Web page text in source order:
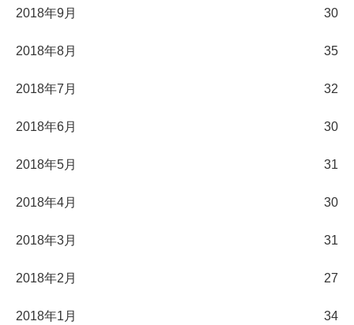
2018年9月 30
2018年8月 35
2018年7月 32
2018年6月 30
2018年5月 31
2018年4月 30
2018年3月 31
2018年2月 27
2018年1月 34